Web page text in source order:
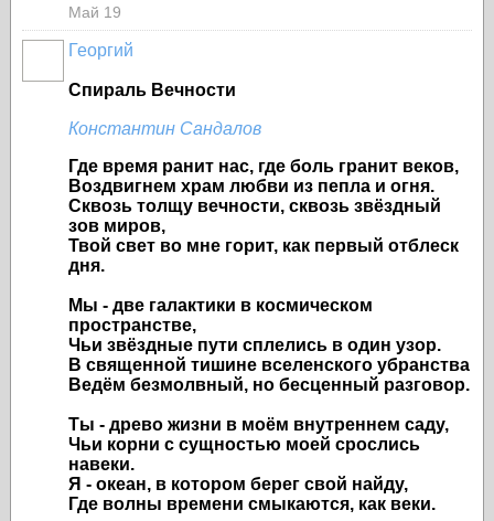
Май 19
Георгий
Спираль Вечности
Константин Сандалов
Где время ранит нас, где боль гранит веков,
Воздвигнем храм любви из пепла и огня.
Сквозь толщу вечности, сквозь звёздный
зов миров,
Твой свет во мне горит, как первый отблеск
дня.
Мы - две галактики в космическом
пространстве,
Чьи звёздные пути сплелись в один узор.
В священной тишине вселенского убранства
Ведём безмолвный, но бесценный разговор.
Ты - древо жизни в моём внутреннем саду,
Чьи корни с сущностью моей срослись
навеки.
Я - океан, в котором берег свой найду,
Где волны времени смыкаются, как веки.